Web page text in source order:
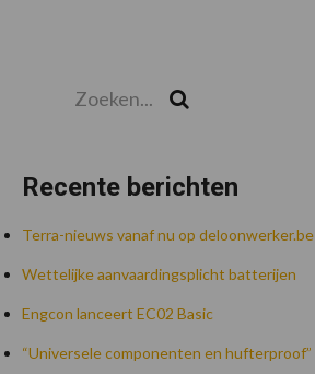
Recente berichten
Terra-nieuws vanaf nu op deloonwerker.be
Wettelijke aanvaardingsplicht batterijen
Engcon lanceert EC02 Basic
“Universele componenten en hufterproof”